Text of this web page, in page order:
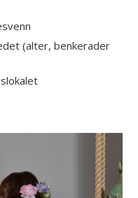
(alter, benkerader